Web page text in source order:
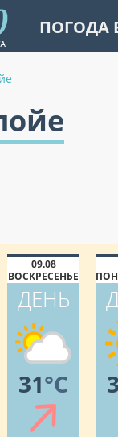
ПОГОДА
09.08
ВОСКРЕСЕНЬЕ
ДЕНЬ
31°C